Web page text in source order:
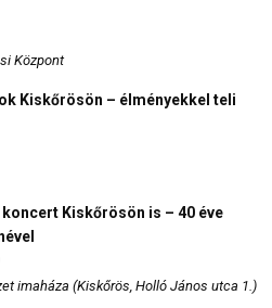
Központ
Kiskőrösön – élményekkel teli
Kiskőrösön is – 40 éve
imaháza (Kiskőrös, Holló János utca 1.)